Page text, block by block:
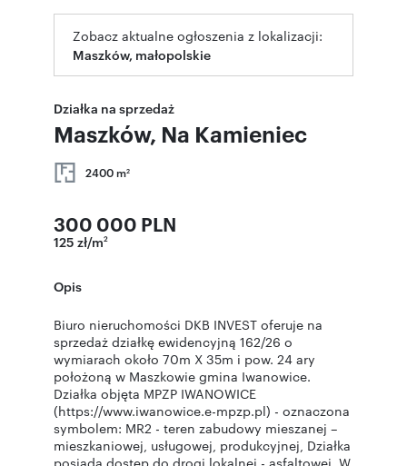
Zobacz aktualne ogłoszenia z lokalizacji:
Maszków, małopolskie
Działka na sprzedaż
Maszków, Na Kamieniec
2400 m2
300 000 PLN
125 zł/m2
Opis
Biuro nieruchomości DKB INVEST oferuje na
sprzedaż działkę ewidencyjną 162/26 o
wymiarach około 70m X 35m i pow. 24 ary
położoną w Maszkowie gmina Iwanowice.
Działka objęta MPZP IWANOWICE
(https://www.iwanowice.e-mpzp.pl) - oznaczona
symbolem: MR2 - teren zabudowy mieszanej –
mieszkaniowej, usługowej, produkcyjnej, Działka
posiada dostęp do drogi lokalnej - asfaltowej. W